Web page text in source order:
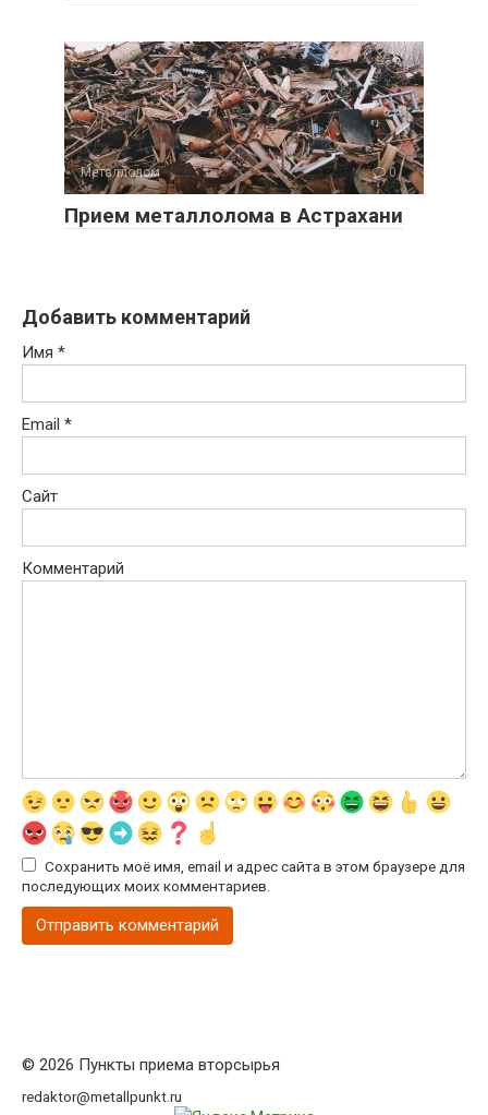
Металлолом 0
Прием металлолома в Астрахани
Добавить комментарий
Имя *
Email *
Сайт
Комментарий
Сохранить моё имя, email и адрес сайта в этом браузере для
последующих моих комментариев.
© 2026 Пункты приема вторсырья
redaktor@metallpunkt.ru